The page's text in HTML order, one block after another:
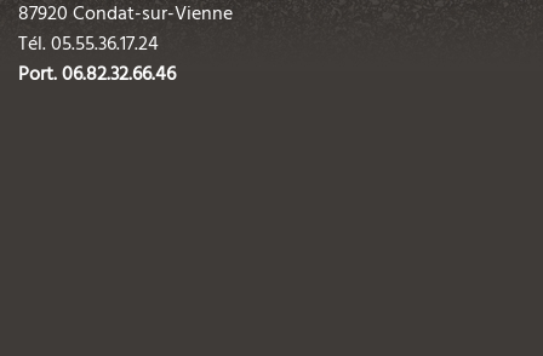
87920 Condat-sur-Vienne
Tél.05.55.36.17.24
Port.06.82.32.66.46